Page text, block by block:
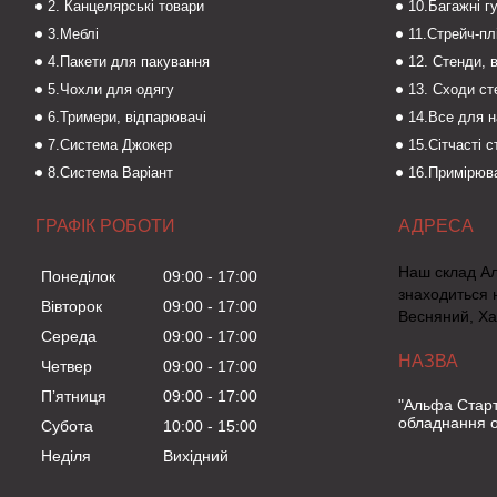
2. Канцелярські товари
3.Меблі
4.Пакети для пакування
5.Чохли для одягу
6.Тримери, відпарювачі
7.Система Джокер
8.Система Варіант
10.Багажні
11.Стрейч-
12. Стенди,
13. Сходи
14.Все для
15.Сітчасті
ГРАФІК РОБОТИ
Понеділок 09:00
17:00
Вівторок
09:00
17:00
Середа
09:00
17:00
Четвер
09:00
17:00
Пʼятниця
09:00
17:00
Субота
10:00
15:00
Неділя
Вихідний
Наш склад
Весняний,
"Альфа
обладнання